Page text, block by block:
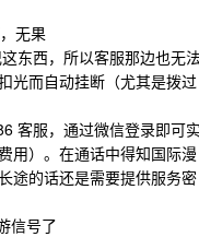
无果
东西，所以客服那边也无
光而自动挂断（尤其是拨过
客服，通过微信登录即可实
用）。在通话中得知国际漫
途的话还是需要提供服务密
信号了